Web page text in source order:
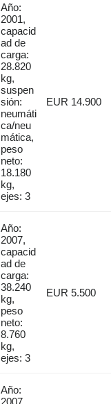
Año:
2001,
capacid
ad de
carga:
28.820
kg,
suspen
sión:
neumáti
ca/neu
mática,
peso
neto:
18.180
kg,
ejes: 3
EUR 14.900
Año:
2007,
capacid
ad de
carga:
38.240
kg,
peso
neto:
8.760
kg,
ejes: 3
EUR 5.500
Año:
2007,